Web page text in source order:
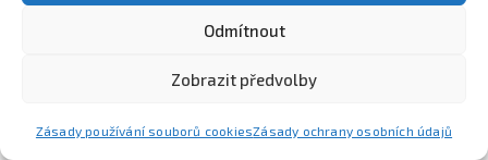
Odmítnout
Zobrazit předvolby
Zásady používání souborů cookiesZásady ochrany osobních údajů